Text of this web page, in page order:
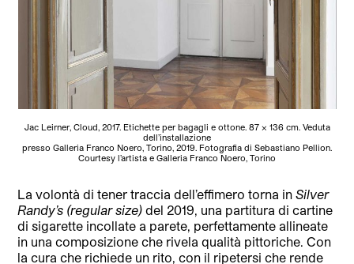
Jac Leirner, Cloud, 2017. Etichette per bagagli e ottone. 87 × 136 cm. Veduta
dell’installazione
presso Galleria Franco Noero, Torino, 2019. Fotografia di Sebastiano Pellion.
Courtesy l’artista e Galleria Franco Noero, Torino
La volontà di tener traccia dell’effimero torna inSilver
Randy’s (regular size) del 2019, una partitura di cartine
di sigarette incollate a parete, perfettamente allineate
in una composizione che rivela qualità pittoriche. Con
la cura che richiede un rito, con il ripetersi che rende